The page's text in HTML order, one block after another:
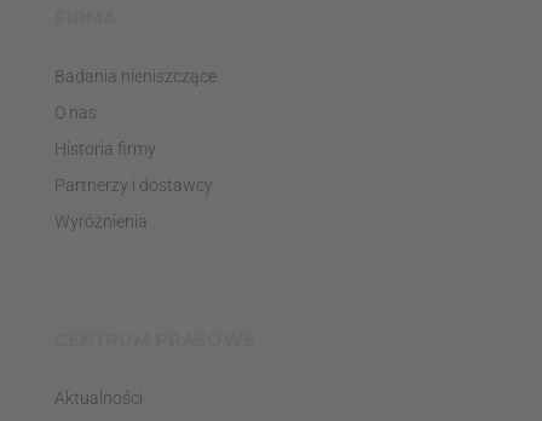
Badania nieniszczące
O nas
Historia firmy
Partnerzy i dostawcy
Wyróżnienia
Aktualności